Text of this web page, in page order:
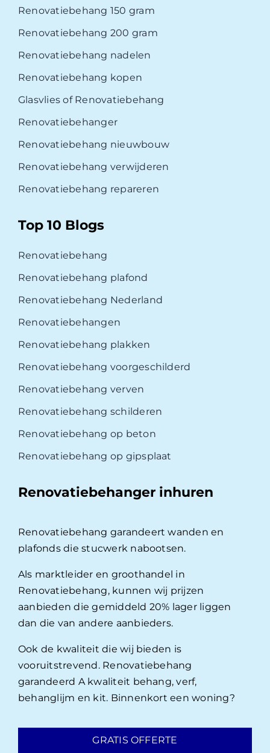
Renovatiebehang 150 gram
Renovatiebehang 200 gram
Renovatiebehang nadelen
Renovatiebehang kopen
Glasvlies of Renovatiebehang
Renovatiebehanger
Renovatiebehang nieuwbouw
Renovatiebehang verwijderen
Renovatiebehang repareren
Top 10 Blogs
Renovatiebehang
Renovatiebehang plafond
Renovatiebehang Nederland
Renovatiebehangen
Renovatiebehang plakken
Renovatiebehang voorgeschilderd
Renovatiebehang verven
Renovatiebehang schilderen
Renovatiebehang op beton
Renovatiebehang op gipsplaat
Renovatiebehanger inhuren
Renovatiebehang garandeert wanden en
plafonds die stucwerk nabootsen.
Als marktleider en groothandel in
Renovatiebehang, kunnen wij prijzen
aanbieden die gemiddeld 20% lager liggen
dan die van andere aanbieders.
Ook de kwaliteit die wij bieden is
vooruitstrevend. Renovatiebehang
garandeerd A kwaliteit behang, verf,
behanglijm en kit. Binnenkort een woning?
GRATIS OFFERTE